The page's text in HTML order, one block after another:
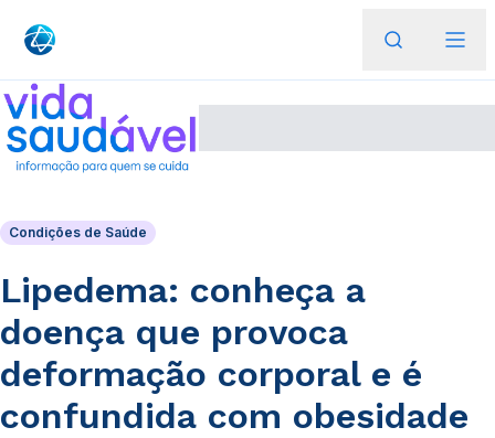
Condições de Saúde
Lipedema: conheça a
doença que provoca
deformação corporal e é
confundida com obesidade